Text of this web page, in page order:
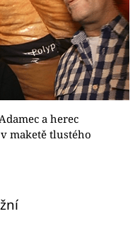
a herec
maketě tlustého